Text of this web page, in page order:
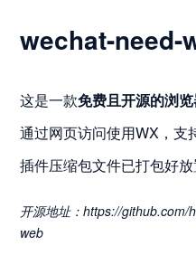
wechat-need-
这是一款免费且开源的浏
通过网页访问使用WX，支
插件压缩包文件已打包好放
开源地址：https://
web